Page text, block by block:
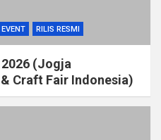
EVENT RILIS RESMI
2026 (Jogja
Craft Fair Indonesia)